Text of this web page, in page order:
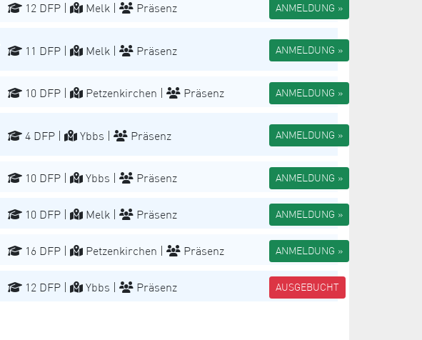
12 DFP | Melk | Präsenz ANMELDUNG »
11 DFP | Melk | Präsenz ANMELDUNG »
10 DFP | Petzenkirchen | Präsenz ANMELDUNG »
4 DFP | Ybbs | Präsenz ANMELDUNG »
10 DFP | Ybbs | Präsenz ANMELDUNG »
10 DFP | Melk | Präsenz ANMELDUNG »
16 DFP | Petzenkirchen | Präsenz ANMELDUNG »
12 DFP | Ybbs | Präsenz AUSGEBUCHT